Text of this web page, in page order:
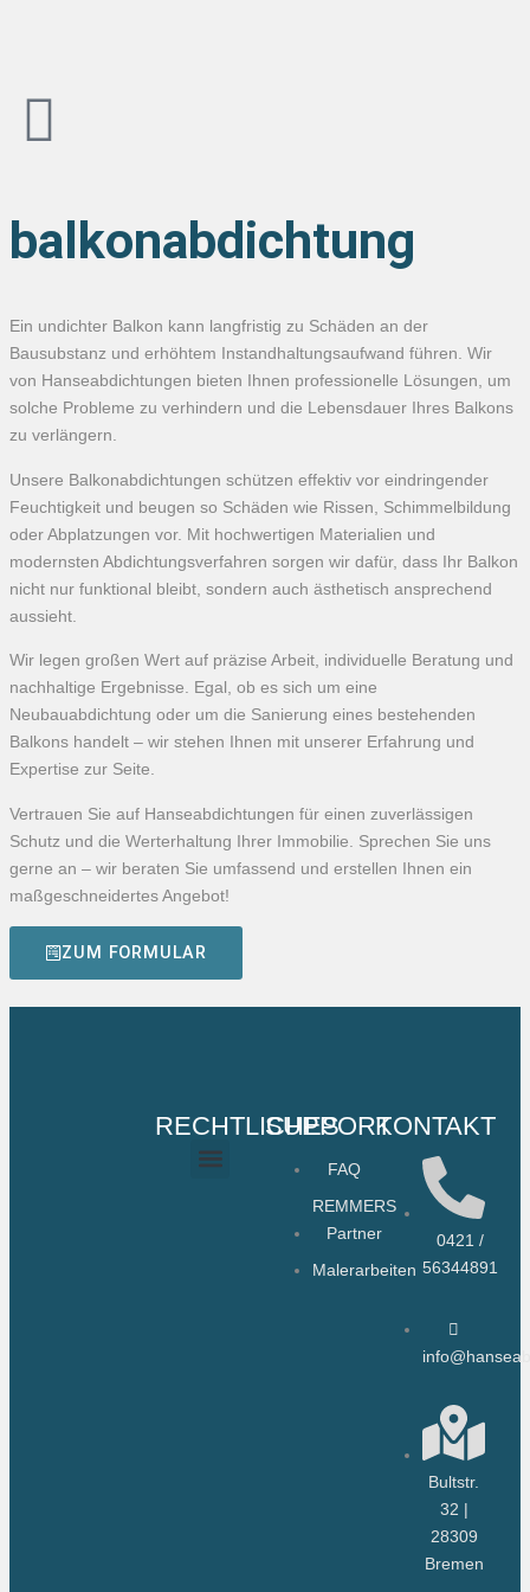
balkonabdichtung
Ein undichter Balkon kann langfristig zu Schäden an der
Bausubstanz und erhöhtem Instandhaltungsaufwand führen. Wir
von Hanseabdichtungen bieten Ihnen professionelle Lösungen, um
solche Probleme zu verhindern und die Lebensdauer Ihres Balkons
zu verlängern.
Unsere Balkonabdichtungen schützen effektiv vor eindringender
Feuchtigkeit und beugen so Schäden wie Rissen, Schimmelbildung
oder Abplatzungen vor. Mit hochwertigen Materialien und
modernsten Abdichtungsverfahren sorgen wir dafür, dass Ihr Balkon
nicht nur funktional bleibt, sondern auch ästhetisch ansprechend
aussieht.
Wir legen großen Wert auf präzise Arbeit, individuelle Beratung und
nachhaltige Ergebnisse. Egal, ob es sich um eine
Neubauabdichtung oder um die Sanierung eines bestehenden
Balkons handelt – wir stehen Ihnen mit unserer Erfahrung und
Expertise zur Seite.
Vertrauen Sie auf Hanseabdichtungen für einen zuverlässigen
Schutz und die Werterhaltung Ihrer Immobilie. Sprechen Sie uns
gerne an – wir beraten Sie umfassend und erstellen Ihnen ein
maßgeschneidertes Angebot!
ZUM FORMULAR
RECHTLICHES
SUPPORT
FAQ
REMMERS
Partner
Malerarbeiten
KONTAKT
0421 /
56344891
Bultstr.
32 |
28309
Bremen